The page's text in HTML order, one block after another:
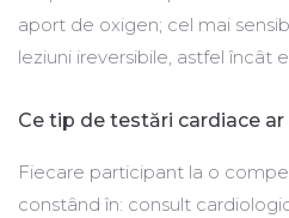
aport de oxigen; cel mai
leziuni ireversibile, astfel încât
Ce tip de testări cardiace
Fiecare participant la o
constând în: consult